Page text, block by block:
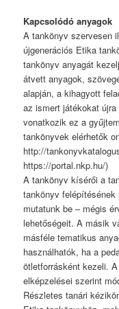
Kapcsolódó anyagok
A tankönyv szervesen
újgenerációs Etika
tankönyv anyagát
átvett anyagok,
alapján, a kihagyott
az ismert játékokat
vonatkozik ez a
tankönyvek elérhetők
http://
https://portal.nkp.hu/)
A tankönyv kísérői a
tankönyv
mutatunk be – mégis
lehetőségeit. A másik
másféle tematikus
használhatók, ha a
ötletforrásként kezeli.
elképzelései szerint
Részletes tanári